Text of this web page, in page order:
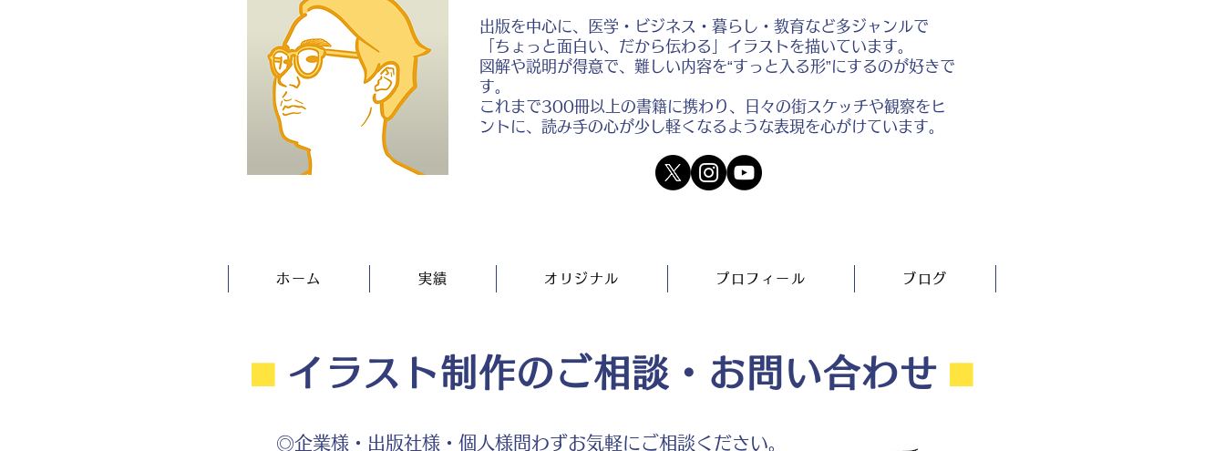
出版を中心に、医学・ビジネス・暮らし・教育など多ジャンルで
「ちょっと面白い、だから伝わる」イラストを描いています。
図解や説明が得意で、難しい内容を“すっと入る形”にするのが好きで
す。
これまで300冊以上の書籍に携わり、日々の街スケッチや観察をヒ
ントに、読み手の心が少し軽くなるような表現を心がけています。
ホーム 実績 オリジナル プロフィール ブログ
⬛︎ イラスト制作のご相談・お問い合わせ ⬛︎
◎企業様・出版社様・個人様問わずお気軽にご相談ください。